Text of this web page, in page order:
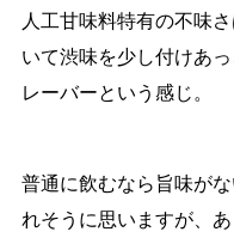
人工甘味料特有の不味
いて渋味を少し付けあ
レーバーという感じ。
普通に飲むなら旨味が
れそうに思いますが、